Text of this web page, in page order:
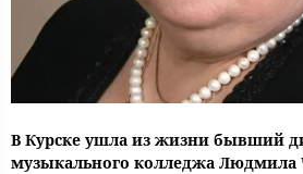
В Курске ушла из жизни бывший
музыкального колледжа Людмила